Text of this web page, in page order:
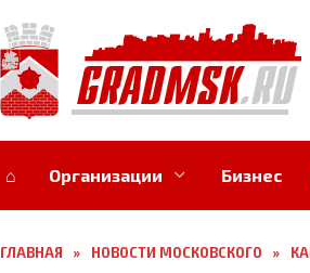
⌂ Организации Бизнес
ГЛАВНАЯ » НОВОСТИ МОСКОВСКОГО »